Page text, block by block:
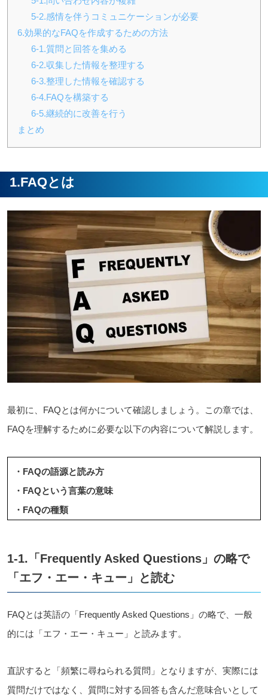
5-2.感情を伴うコミュニケーションが必要
6.効果的なFAQを作成するための方法
6-1.質問と回答を集める
6-2.収集した情報を整理する
6-3.整理した情報を確認する
6-4.FAQを構築する
6-5.継続的に改善を行う
まとめ
1.FAQとは
最初に、FAQとは何かについて確認しましょう。この章では、
FAQを理解するために必要な以下の内容について解説します。
・FAQの語源と読み方
・FAQという言葉の意味
・FAQの種類
1-1.「Frequently Asked Questions」の略で
「エフ・エー・キュー」と読む
FAQとは英語の「Frequently Asked Questions」の略で、一般
的には「エフ・エー・キュー」と読みます。
直訳すると「頻繁に尋ねられる質問」となりますが、実際には
質問だけではなく、質問に対する回答も含んだ意味合いとして